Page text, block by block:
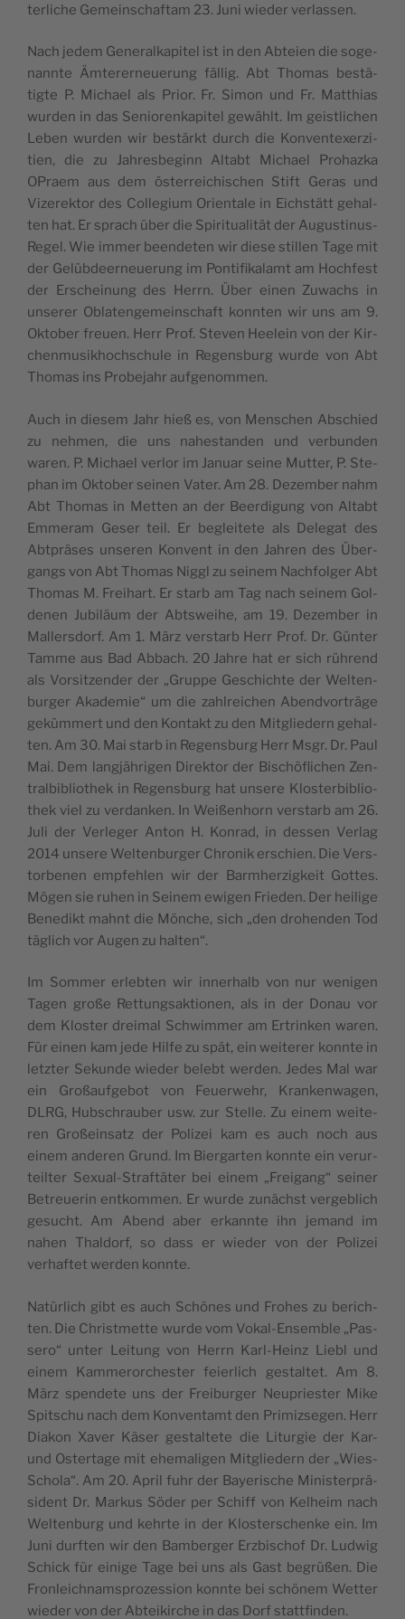
ter­liche Gemein­schaf­tam 23. Juni wie­der verlassen.
Nach jedem Gene­ral­ka­pi­tel ist in den Abteien die soge­
nannte Ämte­rer­neue­rung fäl­lig. Abt Tho­mas bestä­
tigte P. Michael als Prior. Fr. Simon und Fr. Mat­thias
wur­den in das Senio­ren­ka­pi­tel gewählt. Im geist­li­chen
Leben wur­den wir bestärkt durch die Kon­ven­texer­zi­
tien, die zu Jah­res­be­ginn Altabt Michael Pro­haz­ka
OPraem aus dem öster­rei­chi­schen Stift Geras und
Vize­rek­tor des Col­le­gium Orien­tale in Eichstätt gehal­
ten hat. Er sprach über die Spi­ri­tua­lität der Augus­ti­nus-
Regel. Wie immer been­de­ten wir diese stil­len Tage mit
der Gelüb­deer­neue­rung im Pon­ti­fi­ka­lamt am Hoch­fest
der Erschei­nung des Herrn. Über einen Zuwachs in
unse­rer Obla­ten­ge­mein­schaft konn­ten wir uns am 9.
Okto­ber freuen. Herr Prof. Ste­ven Hee­lein von der Kir­
chen­mu­si­khoch­schule in Regens­burg wurde von Abt
Tho­mas ins Pro­be­jahr aufgenommen.
Auch in die­sem Jahr hieß es, von Men­schen Abschied
zu neh­men, die uns nahes­tan­den und ver­bun­den
waren. P. Michael ver­lor im Januar seine Mut­ter, P. Ste­
phan im Okto­ber sei­nen Vater. Am 28. Dezem­ber nahm
Abt Tho­mas in Met­ten an der Beer­di­gung von Altabt
Emme­ram Geser teil. Er beglei­tete als Dele­gat des
Abt­präses unse­ren Konvent in den Jah­ren des Über­
gangs von Abt Tho­mas Nig­gl zu sei­nem Nach­fol­ger Abt
Tho­mas M. Frei­hart. Er starb am Tag nach sei­nem Gol­
de­nen Jubiläum der Abts­weihe, am 19. Dezem­ber in
Mal­lers­dorf. Am 1. März vers­tarb Herr Prof. Dr. Gün­ter
Tamme aus Bad Abbach. 20 Jahre hat er sich rüh­rend
als Vor­sit­zen­der der „Gruppe Ges­chichte der Wel­ten­
bur­ger Aka­de­mie“ um die zahl­rei­chen Abend­vor­träge
geküm­mert und den Kon­takt zu den Mit­glie­dern gehal­
ten. Am 30. Mai starb in Regens­burg Herr Msgr. Dr. Paul
Mai. Dem lang­jäh­ri­gen Direk­tor der Bischö­fli­chen Zen­
tral­bi­blio­thek in Regens­burg hat unsere Klos­ter­bi­blio­
thek viel zu ver­dan­ken. In Weißen­horn vers­tarb am 26.
Juli der Ver­le­ger Anton H. Kon­rad, in des­sen Ver­lag
2014 unsere Wel­ten­bur­ger Chro­nik erschien. Die Vers­
tor­be­nen emp­feh­len wir der Barm­her­zig­keit Gottes.
Mögen sie ruhen in Sei­nem ewi­gen Frie­den. Der hei­lige
Bene­dikt mahnt die Mönche, sich „den dro­hen­den Tod
täglich vor Augen zu halten“.
Im Som­mer erleb­ten wir inne­rhalb von nur weni­gen
Tagen große Ret­tungs­ak­tio­nen, als in der Donau vor
dem Klos­ter drei­mal Schwim­mer am Ertrin­ken waren.
Für einen kam jede Hilfe zu spät, ein wei­te­rer konnte in
letz­ter Sekunde wie­der belebt wer­den. Jedes Mal war
ein Großauf­ge­bot von Feuer­wehr, Kran­ken­wa­gen,
DLRG, Hub­schrau­ber usw. zur Stelle. Zu einem wei­te­
ren Großein­satz der Poli­zei kam es auch noch aus
einem ande­ren Grund. Im Bier­gar­ten konnte ein verur­
teil­ter Sexual-Straftä­ter bei einem „Frei­gang“ sei­ner
Betreue­rin ent­kom­men. Er wurde zunächst ver­ge­blich
gesucht. Am Abend aber erkannte ihn jemand im
nahen Thal­dorf, so dass er wie­der von der Poli­zei
verhaf­tet wer­den konnte.
Natür­lich gibt es auch Schönes und Frohes zu berich­
ten. Die Christ­mette wurde vom Vokal-Ensemble „Pas­
se­ro“ unter Lei­tung von Herrn Karl-Heinz Lie­bl und
einem Kam­me­ror­ches­ter feier­lich ges­tal­tet. Am 8.
März spen­dete uns der Frei­bur­ger Neu­pries­ter Mike
Spit­schu nach dem Kon­ven­tamt den Pri­miz­se­gen. Herr
Dia­kon Xaver Käser ges­tal­tete die Litur­gie der Kar-
und Oster­tage mit ehe­ma­li­gen Mit­glie­dern der „Wies-
Scho­la“. Am 20. April fuhr der Baye­rische Minis­ter­prä­
sident Dr. Mar­kus Söder per Schiff von Kel­heim nach
Wel­ten­burg und kehrte in der Klos­ter­schenke ein. Im
Juni durf­ten wir den Bam­ber­ger Erz­bi­schof Dr. Lud­wig
Schick für einige Tage bei uns als Gast begrüßen. Die
Fron­leich­nam­spro­zes­sion konnte bei schö­nem Wet­ter
wie­der von der Abtei­kirche in das Dorf stattfinden.